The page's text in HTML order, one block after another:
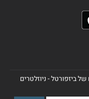
ביזפורטל - ניוזלטרים